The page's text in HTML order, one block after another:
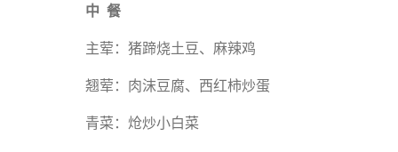
中 餐
主荤：猪蹄烧土豆、麻辣鸡
翘荤：肉沫豆腐、西红柿炒蛋
青菜：炝炒小白菜